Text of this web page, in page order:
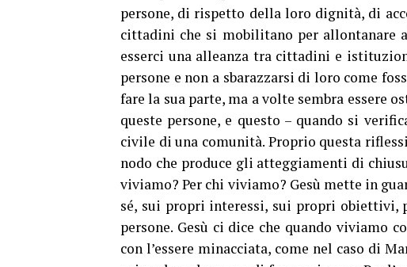
persone, di rispetto della loro dignità, di
cittadini che si mobilitano per allontanare
esserci una alleanza tra cittadini e
persone e non a sbarazzarsi di loro come
fare la sua parte, ma a volte sembra essere
queste persone, e questo – quando si
civile di una comunità. Proprio questa
nodo che produce gli atteggiamenti di
viviamo? Per chi viviamo? Gesù mette in
sé, sui propri interessi, sui propri
persone. Gesù ci dice che quando viviamo
con l’essere minacciata, come nel caso di